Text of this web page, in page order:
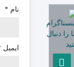
نام *
ایمیل